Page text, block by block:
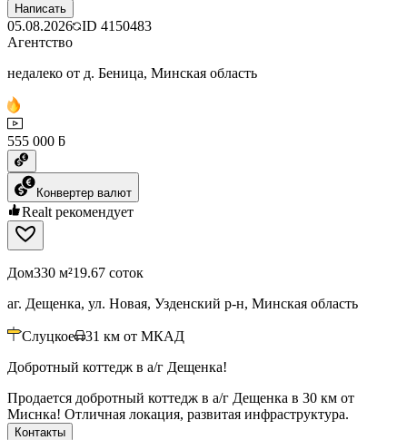
Написать
05.08.2026 ID 4150483
Агентство
недалеко от д. Беница, Минская область
555 000 ƃ
Конвертер валют
Realt рекомендует
Дом330 м²19.67 соток
аг. Дещенка, ул. Новая, Узденский р-н, Минская область
Слуцкое 31 км от МКАД
Добротный коттедж в а/г Дещенка!
Продается добротный коттедж в а/г Дещенка в 30 км от
Миснка! Отличная локация, развитая инфраструктура.
Контакты